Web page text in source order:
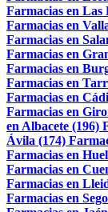
Farmacias en Las
Farmacias en
Farmacias en
Farmacias en
Farmacias en
Farmacias en
Farmacias en
Farmacias en
en Albacete (196)
Ávila (174)
Farmacias en
Farmacias en
Farmacias en
Farmacias en